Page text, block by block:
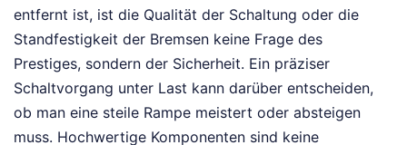
entfernt ist, ist die Qualität der Schaltung oder die
Standfestigkeit der Bremsen keine Frage des
Prestiges, sondern der Sicherheit. Ein präziser
Schaltvorgang unter Last kann darüber entscheiden,
ob man eine steile Rampe meistert oder absteigen
muss. Hochwertige Komponenten sind keine